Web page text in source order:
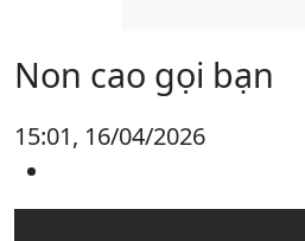
Non cao gọi bạn
15:01, 16/04/2026